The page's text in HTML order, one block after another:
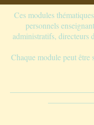
Ces modules
personnels
administratifs, directeurs
Chaque module peut être